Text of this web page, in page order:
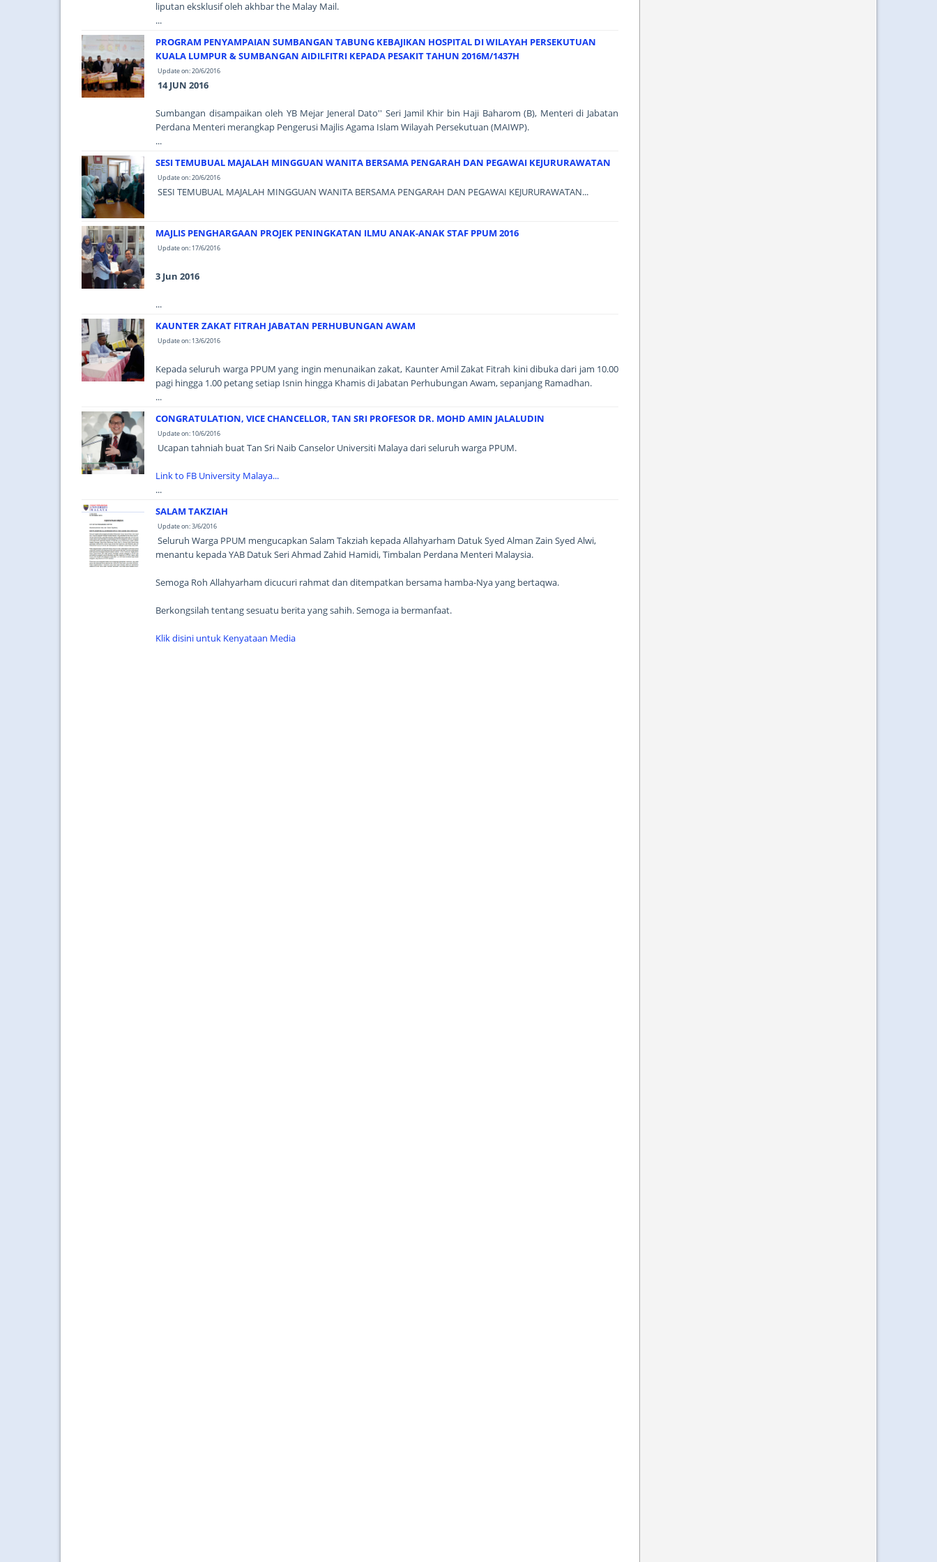
liputan eksklusif oleh akhbar the Malay Mail.
...
PROGRAM PENYAMPAIAN SUMBANGAN TABUNG KEBAJIKAN HOSPITAL DI WILAYAH PERSEKUTUAN
KUALA LUMPUR & SUMBANGAN AIDILFITRI KEPADA PESAKIT TAHUN 2016M/1437H
Update on: 20/6/2016
14 JUN 2016
Sumbangan disampaikan oleh YB Mejar Jeneral Dato'' Seri Jamil Khir bin Haji Baharom (B), Menteri di Jabatan
Perdana Menteri merangkap Pengerusi Majlis Agama Islam Wilayah Persekutuan (MAIWP).
...
SESI TEMUBUAL MAJALAH MINGGUAN WANITA BERSAMA PENGARAH DAN PEGAWAI KEJURURAWATAN
Update on: 20/6/2016
SESI TEMUBUAL MAJALAH MINGGUAN WANITA BERSAMA PENGARAH DAN PEGAWAI KEJURURAWATAN...
MAJLIS PENGHARGAAN PROJEK PENINGKATAN ILMU ANAK-ANAK STAF PPUM 2016
Update on: 17/6/2016
3 Jun 2016
...
KAUNTER ZAKAT FITRAH JABATAN PERHUBUNGAN AWAM
Update on: 13/6/2016
Kepada seluruh warga PPUM yang ingin menunaikan zakat, Kaunter Amil Zakat Fitrah kini dibuka dari jam 10.00
pagi hingga 1.00 petang setiap Isnin hingga Khamis di Jabatan Perhubungan Awam, sepanjang Ramadhan.
...
CONGRATULATION, VICE CHANCELLOR, TAN SRI PROFESOR DR. MOHD AMIN JALALUDIN
Update on: 10/6/2016
Ucapan tahniah buat Tan Sri Naib Canselor Universiti Malaya dari seluruh warga PPUM.
Link to FB University Malaya...
...
SALAM TAKZIAH
Update on: 3/6/2016
Seluruh Warga PPUM mengucapkan Salam Takziah kepada Allahyarham Datuk Syed Alman Zain Syed Alwi,
menantu kepada YAB Datuk Seri Ahmad Zahid Hamidi, Timbalan Perdana Menteri Malaysia.
Semoga Roh Allahyarham dicucuri rahmat dan ditempatkan bersama hamba-Nya yang bertaqwa.
Berkongsilah tentang sesuatu berita yang sahih. Semoga ia bermanfaat.
Klik disini untuk Kenyataan Media